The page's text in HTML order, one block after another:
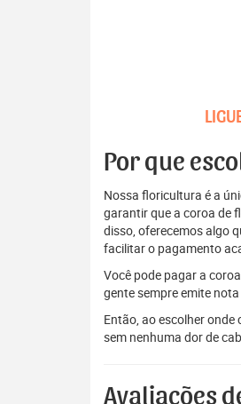
Por que
Nossa floricultura é a
garantir que a coroa de
disso, oferecemos algo
facilitar o pagamento
Você pode pagar a
gente sempre emite
Então, ao escolher
sem nenhuma dor de
Avaliações